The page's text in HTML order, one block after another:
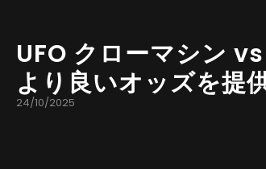
UFO クローマシン
より良いオッズを提
24/10/2025